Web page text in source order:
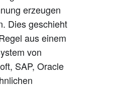
Berlin
verwenden
(2)
erzeugen
Dies geschieht
aus einem
von
SAP, Oracle